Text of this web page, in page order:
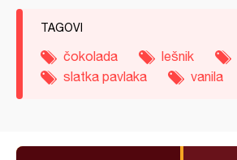
TAGOVI
čokolada lešnik
slatka pavlaka
vanila